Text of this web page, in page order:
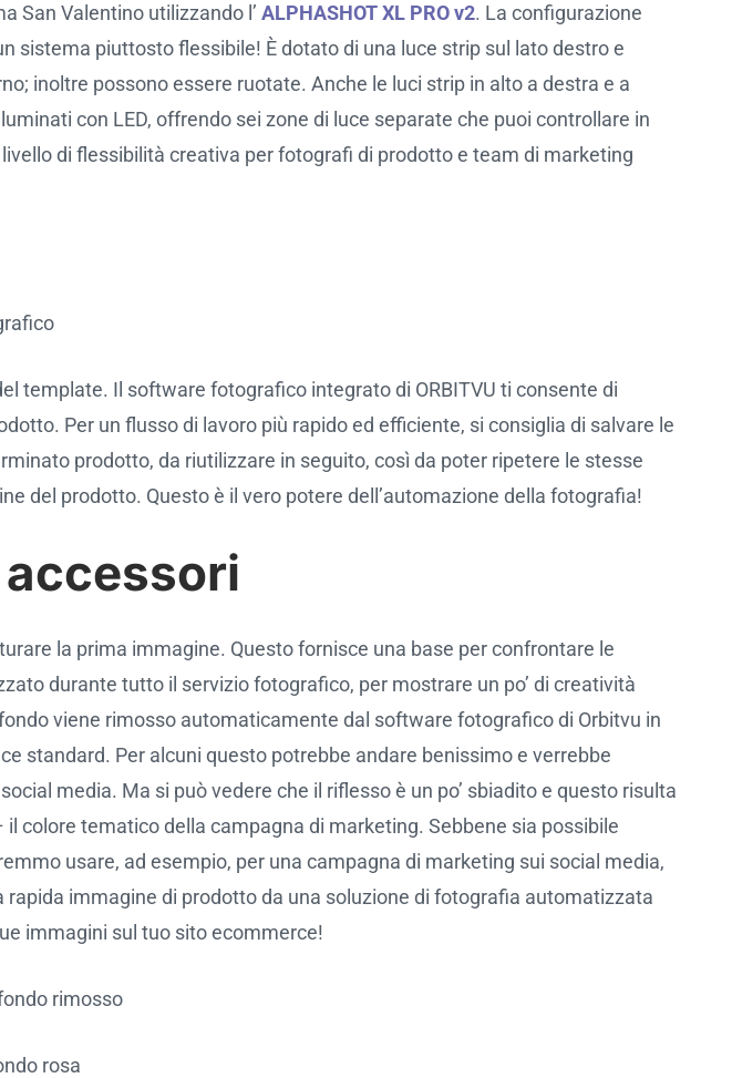
San Valentino utilizzando l’ ALPHASHOT XL PRO v2. La configurazione
sistema piuttosto flessibile! È dotato di una luce strip sul lato destro e
inoltre possono essere ruotate. Anche le luci strip in alto a destra e a
con LED, offrendo sei zone di luce separate che puoi controllare in
di flessibilità creativa per fotografi di prodotto e team di marketing
template. Il software fotografico integrato di ORBITVU ti consente di
Per un flusso di lavoro più rapido ed efficiente, si consiglia di salvare le
prodotto, da riutilizzare in seguito, così da poter ripetere le stesse
del prodotto. Questo è il vero potere dell’automazione della fotografia!
la prima immagine. Questo fornisce una base per confrontare le
durante tutto il servizio fotografico, per mostrare un po’ di creatività
viene rimosso automaticamente dal software fotografico di Orbitvu in
standard. Per alcuni questo potrebbe andare benissimo e verrebbe
media. Ma si può vedere che il riflesso è un po’ sbiadito e questo risulta
colore tematico della campagna di marketing. Sebbene sia possibile
usare, ad esempio, per una campagna di marketing sui social media,
immagine di prodotto da una soluzione di fotografia automatizzata
immagini sul tuo sito ecommerce!
rimosso
rosa